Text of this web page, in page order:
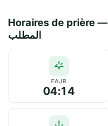
Horaires de prière — مسجد العباس بن عبد
المطلب
FAJR
04:14